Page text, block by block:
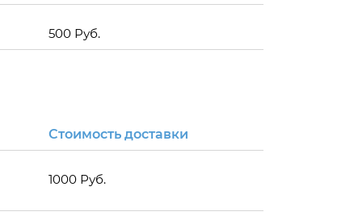
500 Руб.
Стоимость доставки
1000 Руб.